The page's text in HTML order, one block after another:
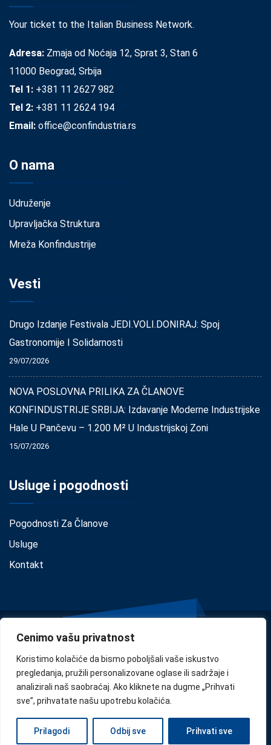
Cenimo vašu privatnost
Koristimo kolačiće da bismo poboljšali vaše iskustvo
pregledanja, pružili personalizovane oglase ili sadržaje i
analizirali naš saobraćaj. Ako kliknete na dugme „Prihvati
sve”, prihvatate našu upotrebu kolačića.
Prilagodi Odbij sve Prihvati sve
Your ticket to the Italian Business Network.
Adresa: Zmaja od Noćaja 12, Sprat 3, Stan 6
11000 Beograd, Srbija
Tel 1: +381 11 2627 982
Tel 2: +381 11 2624 194
Email: office@confindustria.rs
O nama
Udruženje
Upravljačka Struktura
Mreža Konfindustrije
Vesti
Drugo Izdanje Festivala JEDI.VOLI.DONIRAJ: Spoj
Gastronomije I Solidarnosti
29/07/2026
NOVA POSLOVNA PRILIKA ZA ČLANOVE
KONFINDUSTRIJE SRBIJA: Izdavanje Moderne Industrijske
Hale U Pančevu – 1.200 M² U Industrijskoj Zoni
15/07/2026
Usluge i pogodnosti
Pogodnosti Za Članove
Usluge
Kontakt
Privacy• Cookie Policy•Disclaimer
Copyright © 2024Confindustria Serbia. Designed byZoe
Milano